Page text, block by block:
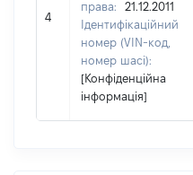
4
права:
21.12.2011
Ідентифікаційний
номер (VIN-код,
номер шасі):
[Конфіденційна
інформація]